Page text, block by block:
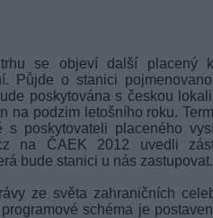
se objeví další placený
Půjde o stanici
poskytována s českou
na podzim letošního roku.
s poskytovateli placeného
na ČAEK 2012 uvedli
bude stanici u nás zastupovat.
ze světa zahraničních
schéma je